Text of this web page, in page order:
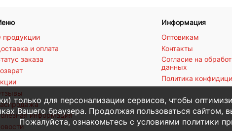
продукции
и оплата
заказа
информация
Информация
Оптовикам
Контакты
Согласие на
данных
Политика
только для персонализации сервисов, чтобы
Вашего браузера. Продолжая пользоваться сайтом,
Пожалуйста, ознакомьтесь с условиями политики